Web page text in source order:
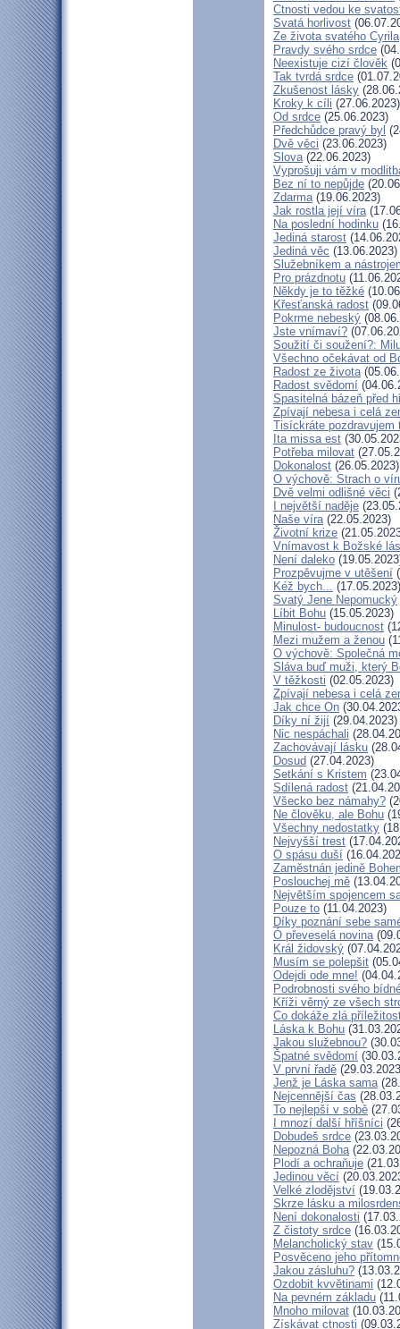
Ctnosti vedou ke
Svatá horlivost
Ze života svatého Cyrila
Pravdy svého srdce
Neexistuje cizí člověk
Tak tvrdá srdce
Zkušenost lásky
Kroky k cíli (27.06.2023)
Od srdce (25.06.2023)
Předchůdce pravý byl
Dvě věci (23.06.2023)
Slova(22.06.2023)
Vyprošuji vám v
Bez ní to nepůjde
Zdarma(19.06.2023)
Jak rostla její víra
Na poslední hodinku
Jediná starost
Jediná věc (13.06.2023)
Služebníkem a
Pro prázdnotu
Někdy je to těžké
Křesťanská radost
Pokrme nebeský
Jste vnímaví?
Soužití či soužení?:
Všechno očekávat od
Radost ze života
Radost svědomí
Spasitelná bázeň před
Zpívají nebesa i celá
Tisíckráte pozdravujem
Ita missa est
Potřeba milovat
Dokonalost (26.05.2023)
O výchově: Strach o
Dvě velmi odlišné věci
I největší naděje
Naše víra(22.05.2023)
Životní krize
Vnímavost k Božské
Není daleko
Prozpěvujme v utěšení
Kéž bych... (17.05.2023)
Svatý Jene Nepomucký
Líbit Bohu (15.05.2023)
Minulost- budoucnost
Mezi mužem a ženou
O výchově: Společná
Sláva buď muži, který
V těžkosti (02.05.2023)
Zpívají nebesa i celá
Jak chce On
Díky ní žijí (29.04.2023)
Nic nespáchali
Zachovávají lásku
Dosud (27.04.2023)
Setkání s Kristem
Sdílená radost
Všecko bez námahy?
Ne člověku, ale Bohu
Všechny nedostatky
Nejvyšší trest
O spásu duší
Zaměstnán jedině
Poslouchej mě
Největším spojencem
Pouze to (11.04.2023)
Díky poznání sebe
Ó převeselá novina
Král židovský
Musím se polepšit
Odejdi ode mne!
Podrobnosti svého
Kříži věrný ze všech
Co dokáže zlá
Láska k Bohu
Jakou služebnou?
Špatné svědomí
V první řadě
Jenž je Láska sama
Nejcennější čas
To nejlepší v sobě
I mnozí další hříšníci
Dobudeš srdce
Nepozná Boha
Plodí a ochraňuje
Jedinou věcí
Velké zlodějství
Skrze lásku a
Není dokonalosti
Z čistoty srdce
Melancholický stav
Posvěceno jeho
Jakou zásluhu?
Ozdobit kvvětinami
Na pevném základu
Mnoho milovat
Získávat ctnosti